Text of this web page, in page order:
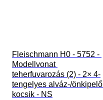
Fleischmann H0 - 5752 -
Modellvonat
teherfuvarozás (2) - 2× 4-
tengelyes alváz-/önkipelő
kocsik - NS